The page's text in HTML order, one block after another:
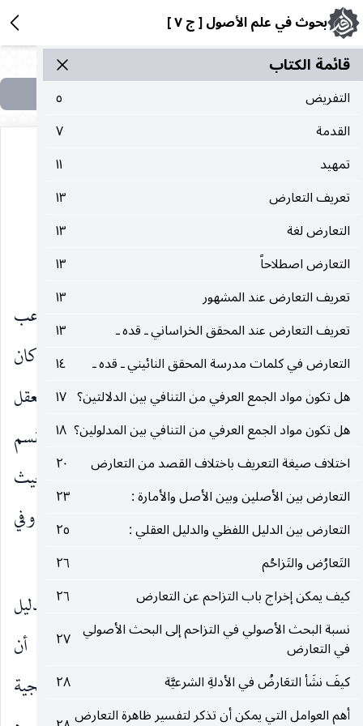
بحوث في علم الأصول [ ج ٧ ]
قائمة الکتاب
التفريض
٥
القدمة
٧
تمهيد
١١
تعريف التعارض
١٣
التعارض لغة
١٣
التعارض اصطلاحاً
١٣
تعريف التعارض عند المشهور
١٣
تعريف التعارض عند المحقق الخراساني ـ قده ـ
١٣
التعارض في كلمات مدرسة المحقق النائيني ـ قده ـ
١٤
هل تكون مواد الجمع العرفي من التنافي بين الدلالتين؟ ١٧
هل تكون مواد الجمع العرفي من التنافي بين المدلولين؟ ١٨
اختلاف صيغة التعريف باختلاف القصد من التعارض
٢٠
التعارض بين الأصلين وبين الأصل والأمارة :
٢٣
التعارض بين الدليل اللفظي والدليل العقلي :
٢٥
التَعارُض والتَزاحُم
٢٦
كيف يمكن إخراج باب التزاحم عن التعارض
٢٦
نسبة البحث الأصولي في التزاحم إلى البحث الأصولي
في التعارض
٢٧
كيفَ نشَأ التعَارضُ في الأدلةِ الشرعيَّة
٢٨
أهم العوامل التي يمكن أن تذكر لتفسير ظاهرة التعارض
غير المستوعِبِ لِتمامِ المَدلول
إذا كان التعارض المستقر بين الدليلين غير مستوعب
لتمام مدلولهما ، بأن كان بنحو العموم من وجه ، فإذا كان
مورد الافتراق لدلالة كل منهما أو أحدهما بنحو لا يعقل
حجية الدليل فيه بالخصوص خرج ذلك عن هذا القسم
واندرج في التعارض المستقر المستوعب على الأول ، حيث
تسري المعارضة حينئذ إلى مورد الافتراق منهما. وفي
التعارض غير المستقر على الثاني.
وأما إذا كان مورد الافتراق لهما قابلاً لأن يكون الدليل
حجة بلحاظه بالخصوص ، فلا إشكال ولا ريب أن
مقتضى القاعدة حينئذ بقاء الدليلين المتعارضين على الحجية